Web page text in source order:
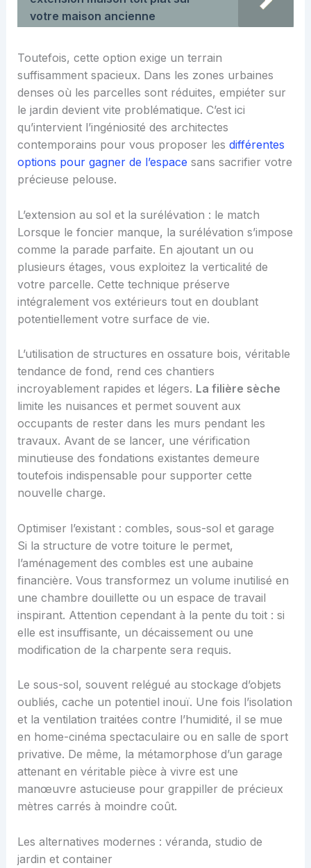
votre maison ancienne
Toutefois, cette option exige un terrain
suffisamment spacieux. Dans les zones urbaines
denses où les parcelles sont réduites, empiéter sur
le jardin devient vite problématique. C’est ici
qu’intervient l’ingéniosité des architectes
contemporains pour vous proposer les différentes
options pour gagner de l’espace sans sacrifier votre
précieuse pelouse.
L’extension au sol et la surélévation : le match
Lorsque le foncier manque, la surélévation s’impose
comme la parade parfaite. En ajoutant un ou
plusieurs étages, vous exploitez la verticalité de
votre parcelle. Cette technique préserve
intégralement vos extérieurs tout en doublant
potentiellement votre surface de vie.
L’utilisation de structures en ossature bois, véritable
tendance de fond, rend ces chantiers
incroyablement rapides et légers. La filière sèche
limite les nuisances et permet souvent aux
occupants de rester dans les murs pendant les
travaux. Avant de se lancer, une vérification
minutieuse des fondations existantes demeure
toutefois indispensable pour supporter cette
nouvelle charge.
Optimiser l’existant : combles, sous-sol et garage
Si la structure de votre toiture le permet,
l’aménagement des combles est une aubaine
financière. Vous transformez un volume inutilisé en
une chambre douillette ou un espace de travail
inspirant. Attention cependant à la pente du toit : si
elle est insuffisante, un décaissement ou une
modification de la charpente sera requis.
Le sous-sol, souvent relégué au stockage d’objets
oubliés, cache un potentiel inouï. Une fois l’isolation
et la ventilation traitées contre l’humidité, il se mue
en home-cinéma spectaculaire ou en salle de sport
privative. De même, la métamorphose d’un garage
attenant en véritable pièce à vivre est une
manœuvre astucieuse pour grappiller de précieux
mètres carrés à moindre coût.
Les alternatives modernes : véranda, studio de
jardin et container